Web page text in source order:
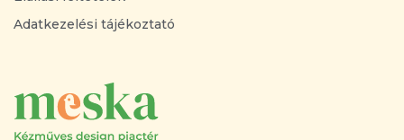
Adatkezelési tájékoztató